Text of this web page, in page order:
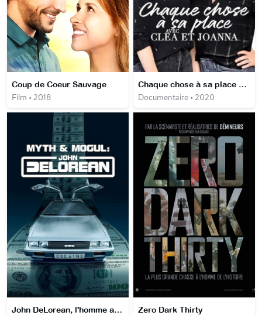
Coup de Coeur Sauvage
Film • 2018
Chaque chose à sa place avec Clea et Joanna
Documentaire • 2020
John DeLorean, l'homme aux mille facettes Zero Dark Thirty